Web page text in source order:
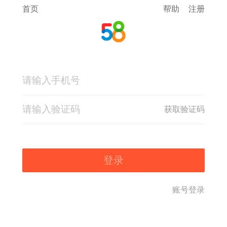
首页 帮助 注册
获取验证码
登录
账号登录